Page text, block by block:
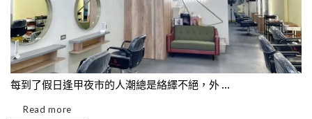
每到了假日逢甲夜市的人潮總是絡繹不絕，外 ...
Read more